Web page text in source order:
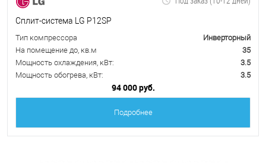
Сплит-система LG P12SP
Тип компрессора
Инверторный
На помещение до, кв.м
35
Мощность охлаждения, кВт:
3.5
Мощность обогрева, кВт:
3.5
94 000 руб.
Подробнее